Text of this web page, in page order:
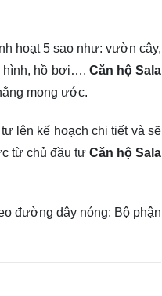
hoạt 5 sao như: vườn cây,
hình, hồ bơi…. Căn hộ Sala
mong ước.
lên kế hoạch chi tiết và sẽ
từ chủ đầu tư Căn hộ Sala
đường dây nóng: Bộ phận